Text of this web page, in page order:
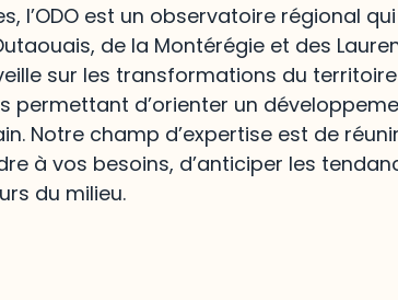
l’ODO est un observatoire régional qui
de la Montérégie et des
sur les transformations du
permettant d’orienter un
Notre champ d’expertise est de
à vos besoins, d’anticiper les
du milieu.